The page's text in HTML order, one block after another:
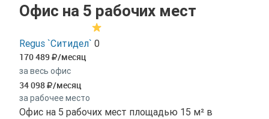
Офис на 5 рабочих мест
Regus `Ситидел` 0
170 489 /месяц
за весь офис
34 098 /месяц
за рабочее место
Офис на 5 рабочих мест площадью 15 м² в